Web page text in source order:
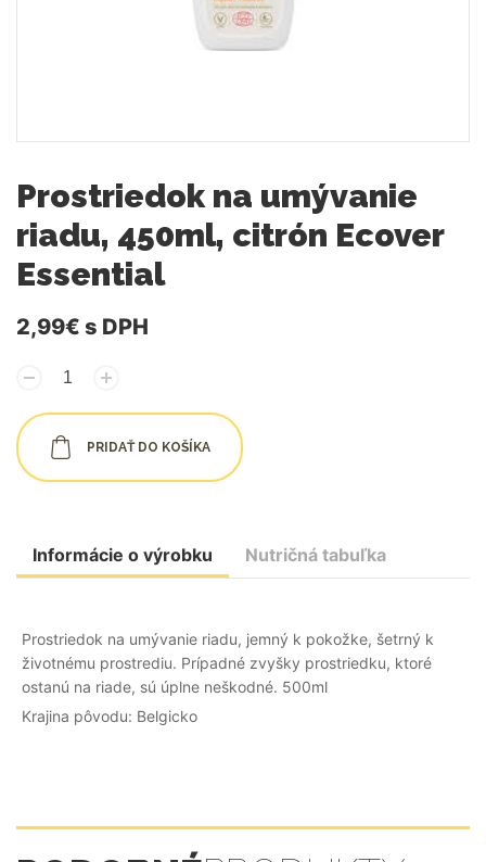
Prostriedok na umývanie
riadu, 450ml, citrón Ecover
Essential
2,99€ s DPH
PRIDAŤ DO KOŠÍKA
Informácie o výrobku Nutričná tabuľka
Prostriedok na umývanie riadu, jemný k pokožke, šetrný k
životnému prostrediu. Prípadné zvyšky prostriedku, ktoré
ostanú na riade, sú úplne neškodné. 500ml
Krajina pôvodu: Belgicko